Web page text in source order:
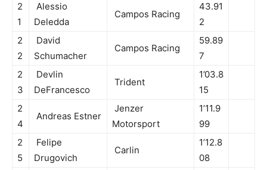
2
1
Alessio
Deledda
Campos Racing
43.91
2
2
2
David
Schumacher
Campos Racing
59.89
7
2
3
Devlin
DeFrancesco
Trident
1’03.8
15
2
4
Andreas Estner
Jenzer
Motorsport
1’11.9
99
2
5
Felipe
Drugovich
Carlin
1’12.8
08